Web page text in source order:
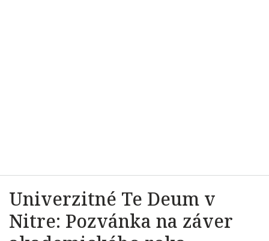
Univerzitné Te Deum v
Nitre: Pozvánka na záver